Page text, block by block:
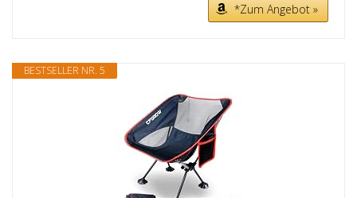
*Zum Angebot »
BESTSELLER NR. 5